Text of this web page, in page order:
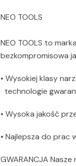
NEO TOOLS
NEO TOOLS to
bezkompromisowa
• Wysokiej klasy
technologie
• Wysoka jakość
• Najlepsza do prac
GWARANCJA